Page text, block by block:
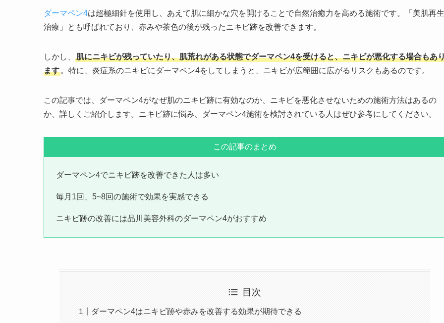
ダーマペン4は超極細針を使用し、あえて肌に細かな穴を開けることで自然治癒力を高める施術です。「美肌再生
治療」とも呼ばれており、赤みや茶色の後が残ったニキビ跡を改善できます。
しかし、
肌にニキビが残っていたり、肌荒れがある状態でダーマペン4を受けると、ニキビが悪化する場合もあ
ます 。特に、炎症系のニキビにダーマペン4をしてしまうと、ニキビが広範囲に広がるリスクもあるのです。
この記事では、ダーマペン4がなぜ肌のニキビ跡に有効なのか、ニキビを悪化させないための施術方法はあるの
か、詳しくご紹介します。ニキビ跡に悩み、ダーマペン4施術を検討されている人はぜひ参考にしてください。
この記事のまとめ
ダーマペン4でニキビ跡を改善できた人は多い
毎月1回、5~8回の施術で効果を実感できる
ニキビ跡の改善には品川美容外科のダーマペン4がおすすめ
目次
ダーマペン4はニキビ跡や赤みを改善する効果が期待できる